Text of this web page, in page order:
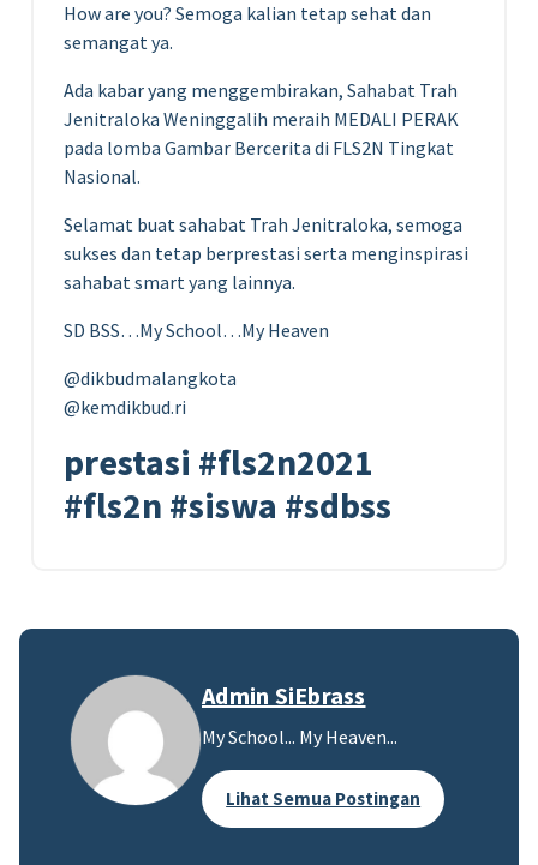
How are you? Semoga kalian tetap sehat dan
semangat ya.
Ada kabar yang menggembirakan, Sahabat Trah
Jenitraloka Weninggalih meraih MEDALI PERAK
pada lomba Gambar Bercerita di FLS2N Tingkat
Nasional.
Selamat buat sahabat Trah Jenitraloka, semoga
sukses dan tetap berprestasi serta menginspirasi
sahabat smart yang lainnya.
SD BSS…My School…My Heaven
@dikbudmalangkota
@kemdikbud.ri
prestasi #fls2n2021
#fls2n #siswa #sdbss
Admin SiEbrass
My School... My Heaven...
Lihat Semua Postingan